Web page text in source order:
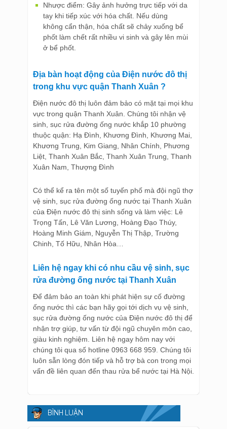
Nhược điểm: Gây ảnh hưởng trực tiếp với da
tay khi tiếp xúc với hóa chất. Nếu dùng
không cẩn thận, hóa chất sẽ chảy xuống bể
phốt làm chết rất nhiều vi sinh và gây lên mùi
ở bể phốt.
Địa bàn hoạt động của Điện nước đô thị
trong khu vực quận Thanh Xuân ?
Điện nước đô thị luôn đảm bảo có mặt tại mọi khu
vực trong quận Thanh Xuân. Chúng tôi nhận vệ
sinh, sục rửa đường ống nước khắp 10 phường
thuộc quận: Hạ Đình, Khương Đình, Khương Mai,
Khương Trung, Kim Giang, Nhân Chính, Phương
Liệt, Thanh Xuân Bắc, Thanh Xuân Trung, Thanh
Xuân Nam, Thượng Đình
Có thể kể ra tên một số tuyến phố mà đội ngũ thợ
vệ sinh, sục rửa đường ống nước tại Thanh Xuân
của Điện nước đô thị sinh sống và làm việc: Lê
Trọng Tấn, Lê Văn Lương, Hoàng Đạo Thúy,
Hoàng Minh Giám, Nguyễn Thị Thập, Trường
Chinh, Tố Hữu, Nhân Hòa…
Liên hệ ngay khi có nhu cầu vệ sinh, sục
rửa đường ống nước tại Thanh Xuân
Để đảm bảo an toàn khi phát hiện sự cố đường
ống nước thì các bạn hãy gọi tới dịch vụ vệ sinh,
sục rửa đường ống nước của Điện nước đô thị để
nhận trợ giúp, tư vấn từ đội ngũ chuyên môn cao,
giàu kinh nghiệm. Liên hệ ngay hôm nay với
chúng tôi qua số hotline 0963 668 959. Chúng tôi
luôn sẵn lòng đón tiếp và hỗ trợ bà con trong mọi
vấn đề liên quan đến thau rửa bể nước tại Hà Nội.
BÌNH LUẬN